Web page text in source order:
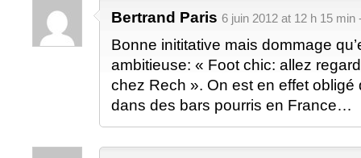
Bertrand Paris 6 juin 2012 at 12 h 15 min
Bonne inititative mais dommage
ambitieuse: « Foot chic: allez
chez Rech ». On est en effet obligé
dans des bars pourris en France…